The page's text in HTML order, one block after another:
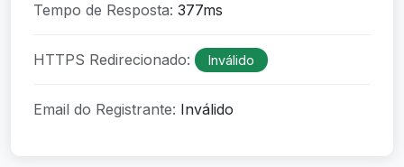
Tempo de Resposta: 377ms
HTTPS Redirecionado: Inválido
Email do Registrante: Inválido